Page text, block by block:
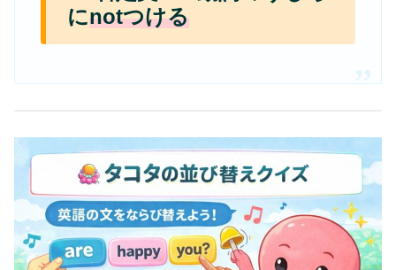
にnotつける